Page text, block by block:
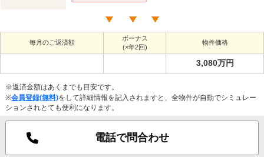
毎月のご返済額
ボーナス
(×年2回)
物件価格
3,080万円
※返済金額はあくまでも目安です。
※会員登録(無料)をして詳細情報を記入されますと、全物件が自動でシミュレー
ションされとても便利になります。
電話で問合わせ